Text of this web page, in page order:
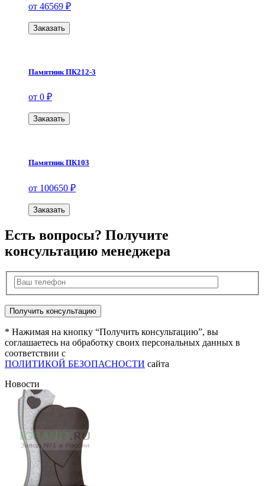
от 46569 ₽
Заказать
Памятник ПК212-3
от 0 ₽
Заказать
Памятник ПК103
от 100650 ₽
Заказать
Есть вопросы? Получите
консультацию менеджера
* Нажимая на кнопку “Получить консультацию”, вы
соглашаетесь на обработку своих персональных данных в
соответствии с
ПОЛИТИКОЙ БЕЗОПАСНОСТИ сайта
Новости